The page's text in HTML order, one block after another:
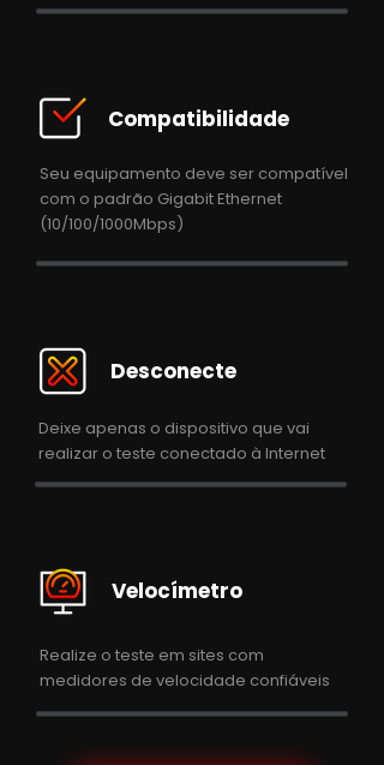
Compatibilidade
Seu equipamento deve ser compatível
com o padrão Gigabit Ethernet
(10/100/1000Mbps)
Desconecte
Deixe apenas o dispositivo que vai
realizar o teste conectado à Internet
Velocímetro
Realize o teste em sites com
medidores de velocidade confiáveis